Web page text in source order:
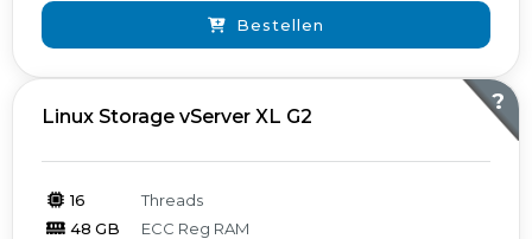
Bestellen
?
Linux Storage vServer XL G2
16
Threads
48 GB
ECC Reg RAM